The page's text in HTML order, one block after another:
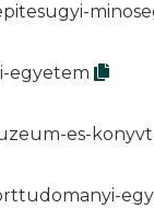
egyetem
es-